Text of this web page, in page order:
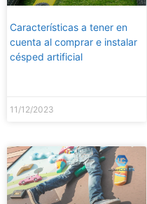
Características a tener en
cuenta al comprar e instalar
césped artificial
11/12/2023